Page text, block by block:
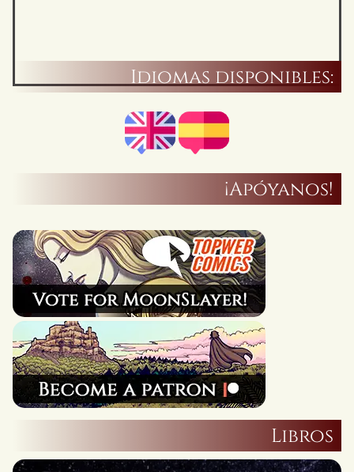
Idiomas disponibles:
¡Apóyanos!
Libros